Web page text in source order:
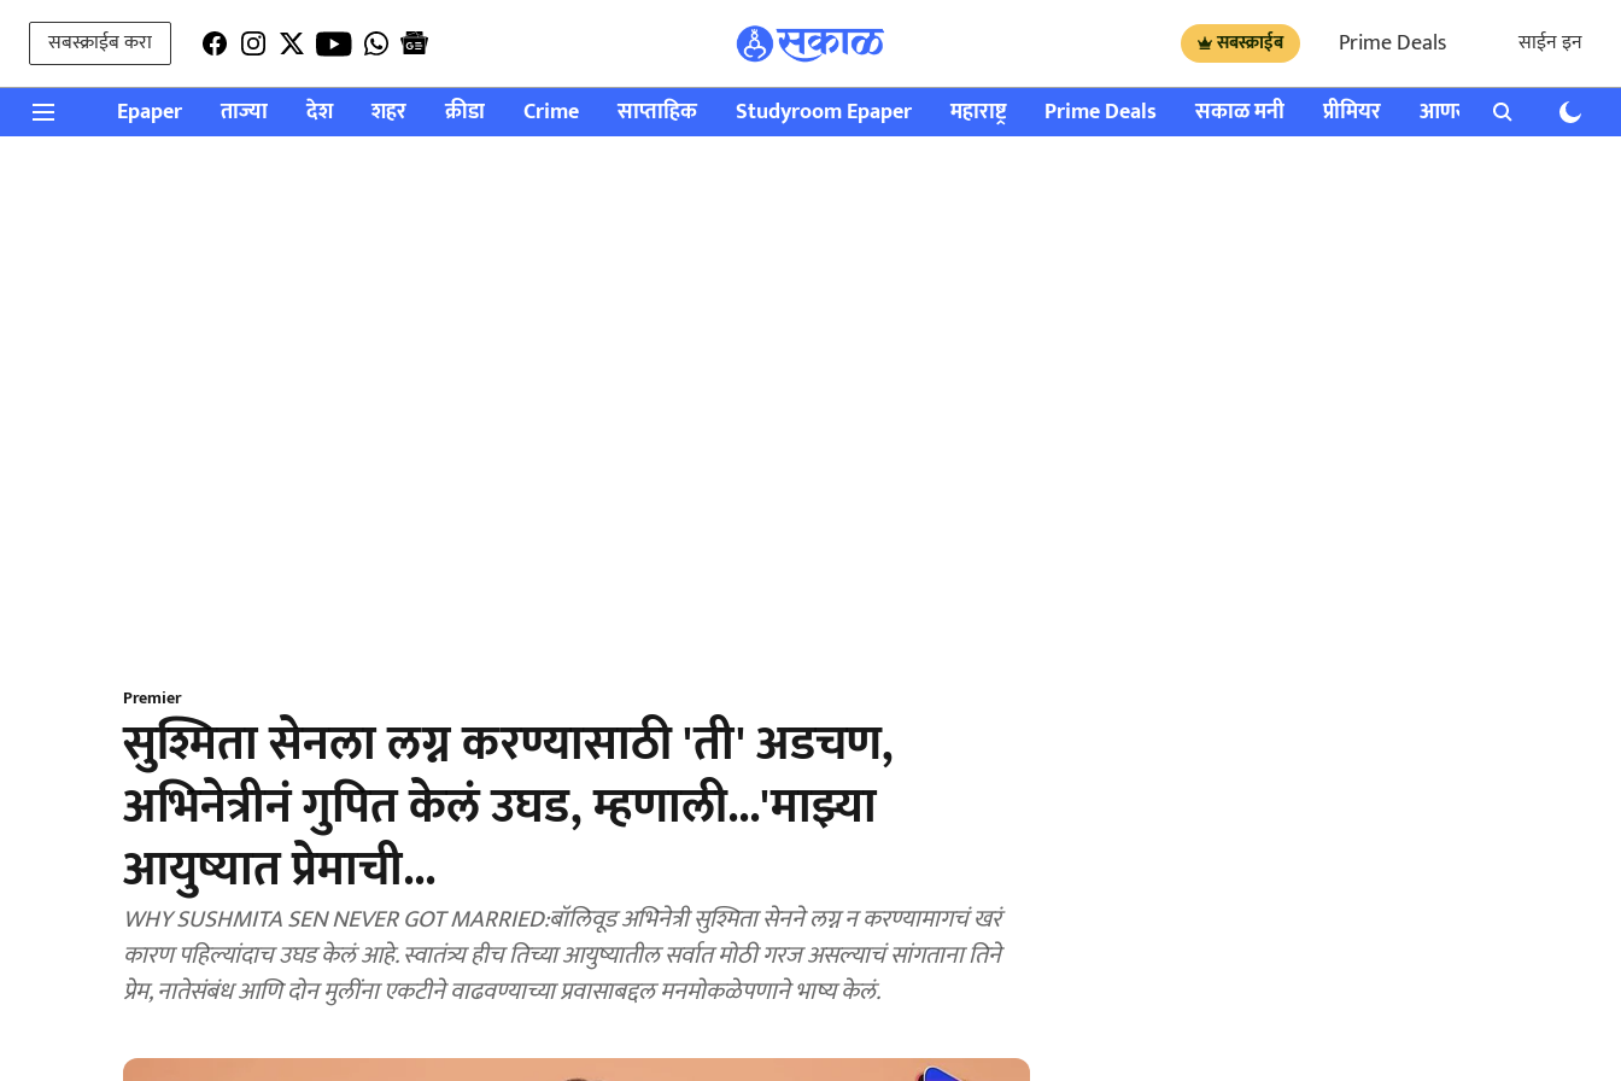
सबस्क्राईब करा सबस्क्राईब Prime Deals साईन इन
Epaper ताज्या देश शहर क्रीडा Crime साप्ताहिक Studyroom Epaper महाराष्ट्र Prime Deals सकाळ मनी प्रीमियर आणखी राशी भविष्य
Premier
सुश्मिता सेनला लग्न करण्यासाठी 'ती' अडचण,
अभिनेत्रीनं गुपित केलं उघड, म्हणाली...'माझ्या
आयुष्यात प्रेमाची...
WHY SUSHMITA SEN NEVER GOT MARRIED:बॉलिवूड अभिनेत्री सुश्मिता सेनने लग्न न करण्यामागचं खरं
कारण पहिल्यांदाच उघड केलं आहे. स्वातंत्र्य हीच तिच्या आयुष्यातील सर्वात मोठी गरज असल्याचं सांगताना तिने
प्रेम, नातेसंबंध आणि दोन मुलींना एकटीने वाढवण्याच्या प्रवासाबद्दल मनमोकळेपणाने भाष्य केलं.